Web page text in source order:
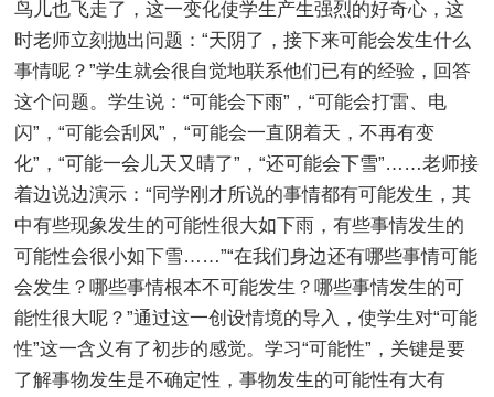
鸟儿也飞走了，这一变化使学生产生强烈的好奇心，这
时老师立刻抛出问题：“天阴了，接下来可能会发生什么
事情呢？”学生就会很自觉地联系他们已有的经验，回答
这个问题。学生说：“可能会下雨”，“可能会打雷、电
闪”，“可能会刮风”，“可能会一直阴着天，不再有变
化”，“可能一会儿天又晴了”，“还可能会下雪”……老师接
着边说边演示：“同学刚才所说的事情都有可能发生，其
中有些现象发生的可能性很大如下雨，有些事情发生的
可能性会很小如下雪……”“在我们身边还有哪些事情可能
会发生？哪些事情根本不可能发生？哪些事情发生的可
能性很大呢？”通过这一创设情境的导入，使学生对“可能
性”这一含义有了初步的感觉。学习“可能性”，关键是要
了解事物发生是不确定性，事物发生的可能性有大有